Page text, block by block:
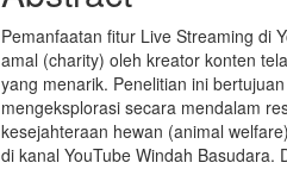
Pemanfaatan fitur Live Streaming di
amal (charity) oleh kreator konten
yang menarik. Penelitian ini
mengeksplorasi secara mendalam
kesejahteraan hewan (animal
di kanal YouTube Windah